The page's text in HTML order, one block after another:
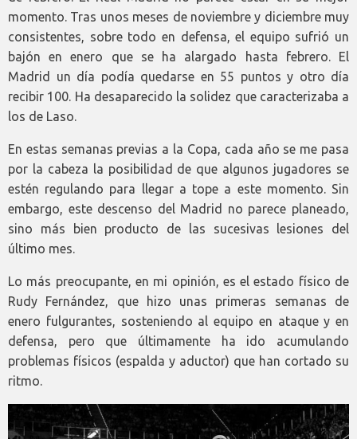
momento. Tras unos meses de noviembre y diciembre muy
consistentes, sobre todo en defensa, el equipo sufrió un
bajón en enero que se ha alargado hasta febrero. El
Madrid un día podía quedarse en 55 puntos y otro día
recibir 100. Ha desaparecido la solidez que caracterizaba a
los de Laso.
En estas semanas previas a la Copa, cada año se me pasa
por la cabeza la posibilidad de que algunos jugadores se
estén regulando para llegar a tope a este momento. Sin
embargo, este descenso del Madrid no parece planeado,
sino más bien producto de las sucesivas lesiones del
último mes.
Lo más preocupante, en mi opinión, es el estado físico de
Rudy Fernández, que hizo unas primeras semanas de
enero fulgurantes, sosteniendo al equipo en ataque y en
defensa, pero que últimamente ha ido acumulando
problemas físicos (espalda y aductor) que han cortado su
ritmo.